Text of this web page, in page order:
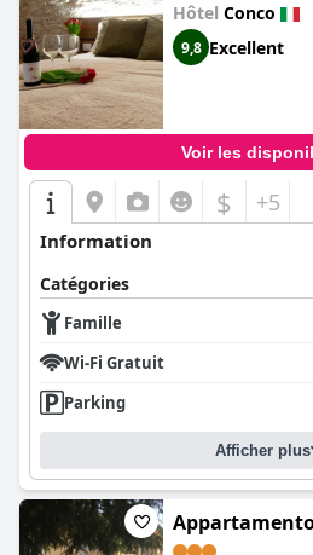
Hôtel Conco
9,8 Excellent
Voir les
$ +5
Information
Catégories
Famille
Wi-Fi Gratuit
Parking
Afficher plus